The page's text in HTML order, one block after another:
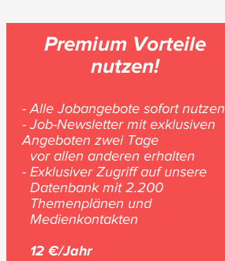
Premium Vorteile
nutzen!
- Alle Jobangebote sofort nutzen
- Job-Newsletter mit exklusiven
Angeboten zwei Tage
vor allen anderen erhalten
- Exklusiver Zugriff auf unsere
Datenbank mit 2.200
Themenplänen und
Medienkontakten
12 €/Jahr